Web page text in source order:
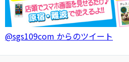
@sgs109com からのツイート